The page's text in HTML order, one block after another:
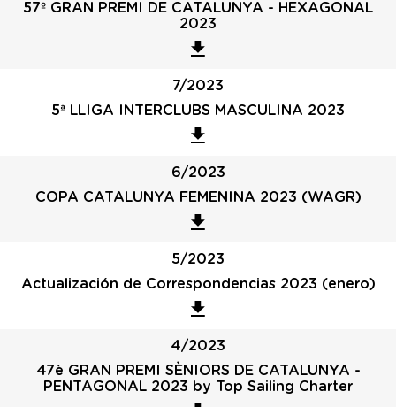
57º GRAN PREMI DE CATALUNYA - HEXAGONAL
2023
7/2023
5ª LLIGA INTERCLUBS MASCULINA 2023
6/2023
COPA CATALUNYA FEMENINA 2023 (WAGR)
5/2023
Actualización de Correspondencias 2023 (enero)
4/2023
47è GRAN PREMI SÈNIORS DE CATALUNYA -
PENTAGONAL 2023 by Top Sailing Charter